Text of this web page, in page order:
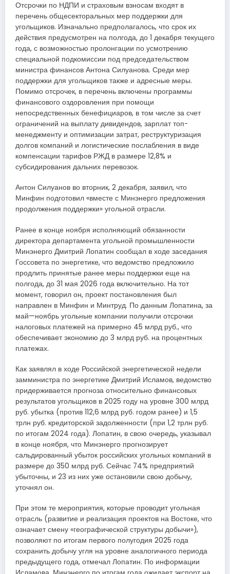
Отсрочки по НДПИ и страховым взносам входят в
перечень общесекторальных мер поддержки для
угольщиков. Изначально предполагалось, что срок их
действия предусмотрен на полгода, до 1 декабря текущего
года, с возможностью пролонгации по усмотрению
специальной подкомиссии под председательством
министра финансов Антона Силуанова. Среди мер
поддержки для угольщиков также и адресные меры.
Помимо отсрочек, в перечень включены программы
финансового оздоровления при помощи
непосредственных бенефициаров, в том числе за счет
ограничений на выплату дивидендов, зарплат топ-
менеджменту и оптимизации затрат, реструктуризация
долгов компаний и логистические послабления в виде
компенсации тарифов РЖД в размере 12,8% и
субсидирования дальних перевозок.
Антон Силуанов во вторник, 2 декабря, заявил, что
Минфин подготовил «вместе с Минэнерго предложения
продолжения поддержки» угольной отрасли.
Ранее в конце ноября исполняющий обязанности
директора департамента угольной промышленности
Минэнерго Дмитрий Лопатин сообщал в ходе заседания
Госсовета по энергетике, что ведомство предложило
продлить принятые ранее меры поддержки еще на
полгода, до 31 мая 2026 года включительно. На тот
момент, говорил он, проект постановления был
направлен в Минфин и Минтруд. По данным Лопатина, за
май—ноябрь угольные компании получили отсрочки
налоговых платежей на примерно 45 млрд руб., что
обеспечивает экономию до 3 млрд руб. на процентных
платежах.
Как заявлял в ходе Российской энергетической недели
замминистра по энергетике Дмитрий Исламов, ведомство
придерживается прогноза относительно финансовых
результатов угольщиков в 2025 году на уровне 300 млрд
руб. убытка (против 112,6 млрд руб. годом ранее) и 1,5
трлн руб. кредиторской задолженности (при 1,2 трлн руб.
по итогам 2024 года). Лопатин, в свою очередь, указывал
в конце ноября, что Минэнерго прогнозирует
сальдированный убыток российских угольных компаний в
размере до 350 млрд руб. Сейчас 74% предприятий
убыточны, и 23 из них уже остановили свою добычу,
уточнял он.
При этом те мероприятия, которые проводит угольная
отрасль (развитие и реализация проектов на Востоке, что
означает смену «географической структуры добычи»),
позволяют по итогам первого полугодия 2025 года
сохранить добычу угля на уровне аналогичного периода
предыдущего года, отмечал Лопатин. По информации